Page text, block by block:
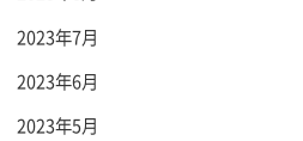
2023年7月
2023年6月
2023年5月